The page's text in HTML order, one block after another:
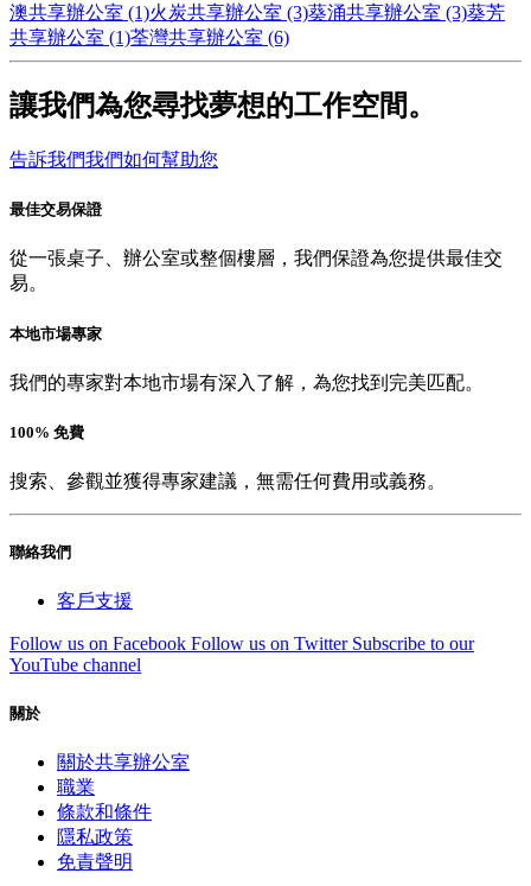
澳共享辦公室 (1)火炭共享辦公室 (3)葵涌共享辦公室 (3)葵芳
共享辦公室 (1)荃灣共享辦公室 (6)
讓我們為您尋找夢想的工作空間。
告訴我們我們如何幫助您
最佳交易保證
從一張桌子、辦公室或整個樓層，我們保證為您提供最佳交
易。
本地市場專家
我們的專家對本地市場有深入了解，為您找到完美匹配。
100% 免費
搜索、參觀並獲得專家建議，無需任何費用或義務。
聯絡我們
客戶支援
Follow us on Facebook Follow us on Twitter Subscribe to our
YouTube channel
關於
關於共享辦公室
職業
條款和條件
隱私政策
免責聲明